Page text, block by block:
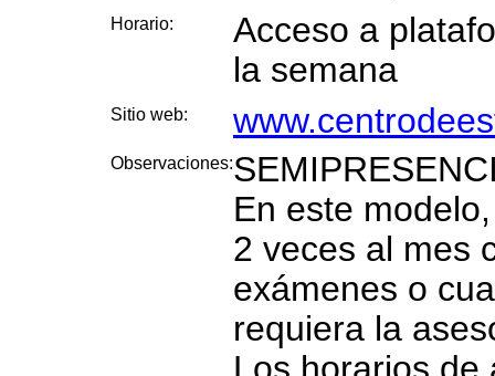
Horario:
Acceso a
la semana
Sitio web:
Observaciones:
En este
2 veces al mes
exámenes o
requiera la